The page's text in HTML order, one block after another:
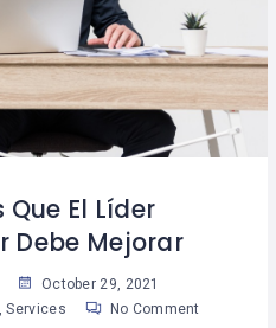
El Líder
Debe Mejorar
October 29, 2021
,Services No Comment